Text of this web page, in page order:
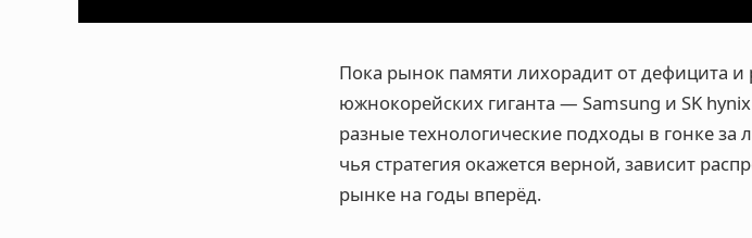
Пока рынок памяти лихорадит от дефицита и
южнокорейских гиганта — Samsung и SK
разные технологические подходы в гонке за
чья стратегия окажется верной, зависит
рынке на годы вперёд.